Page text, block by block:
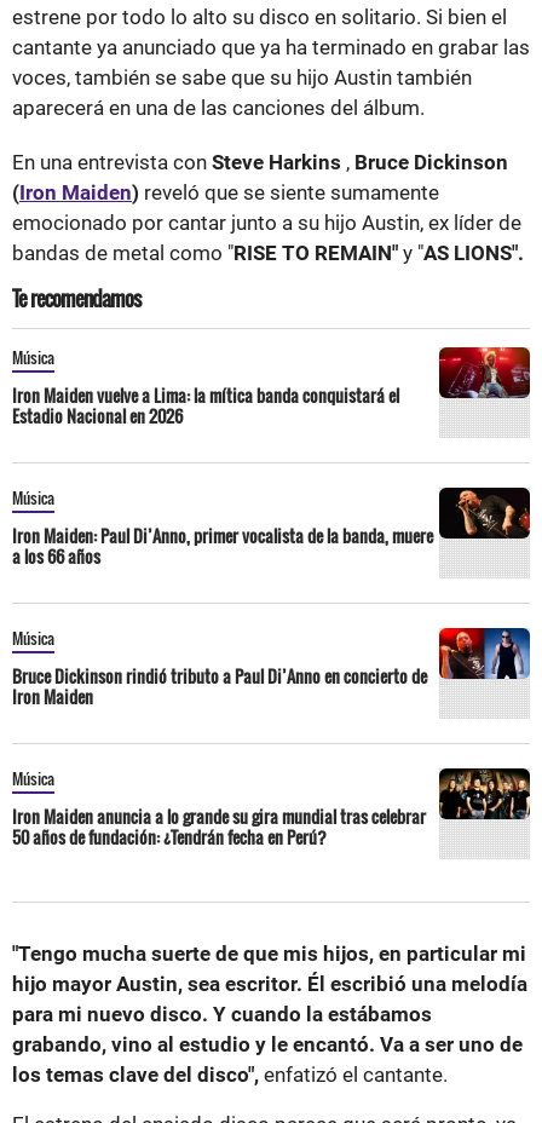
estrene por todo lo alto su disco en solitario. Si bien el
cantante ya anunciado que ya ha terminado en grabar las
voces, también se sabe que su hijo Austin también
aparecerá en una de las canciones del álbum.
En una entrevista con Steve Harkins , Bruce Dickinson
(Iron Maiden) reveló que se siente sumamente
emocionado por cantar junto a su hijo Austin, ex líder de
bandas de metal como "RISE TO REMAIN" y "AS LIONS".
Te recomendamos
Música
Iron Maiden vuelve a Lima: la mítica banda conquistará el
Estadio Nacional en 2026
Música
Iron Maiden: Paul Di’Anno, primer vocalista de la banda, muere
a los 66 años
Música
Bruce Dickinson rindió tributo a Paul Di’Anno en concierto de
Iron Maiden
Música
Iron Maiden anuncia a lo grande su gira mundial tras celebrar
50 años de fundación: ¿Tendrán fecha en Perú?
"Tengo mucha suerte de que mis hijos, en particular mi
hijo mayor Austin, sea escritor. Él escribió una melodía
para mi nuevo disco. Y cuando la estábamos
grabando, vino al estudio y le encantó. Va a ser uno de
los temas clave del disco", enfatizó el cantante.